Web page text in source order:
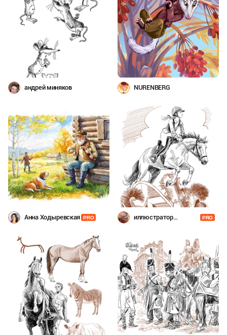
андрей миняков NURENBERG
Анна Ходыревская PRO
иллюстратор
PRO